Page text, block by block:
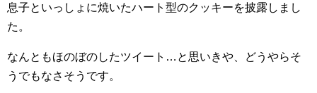
息子といっしょに焼いたハート型のクッキーを披露しまし
た。
なんともほのぼのしたツイート…と思いきや、どうやらそ
うでもなさそうです。